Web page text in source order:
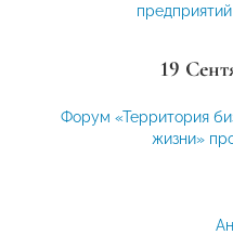
19
Форум «Территория
жизни»